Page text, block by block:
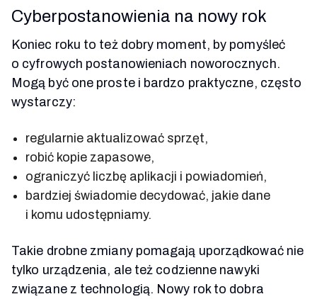
Cyberpostanowienia na nowy rok
Koniec roku to też dobry moment, by pomyśleć
o cyfrowych postanowieniach noworocznych.
Mogą być one proste i bardzo praktyczne, często
wystarczy:
regularnie aktualizować sprzęt,
robić kopie zapasowe,
ograniczyć liczbę aplikacji i powiadomień,
bardziej świadomie decydować, jakie dane
i komu udostępniamy.
Takie drobne zmiany pomagają uporządkować nie
tylko urządzenia, ale też codzienne nawyki
związane z technologią. Nowy rok to dobra